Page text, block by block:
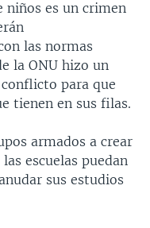
niños es un crimen
las normas
la ONU hizo un
para que
tienen en sus filas.
armados a crear
escuelas puedan
sus estudios